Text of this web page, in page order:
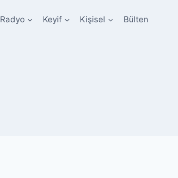
Radyo Keyif Kişisel Bülten